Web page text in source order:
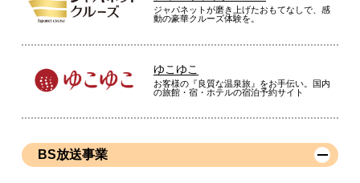
ジャパネットが磨き上げたおもてなしで、感
動の豪華クルーズ体験を。
ゆこゆこ
お客様の『良質な温泉旅』をお手伝い。国内
の旅館・宿・ホテルの宿泊予約サイト
BS放送事業